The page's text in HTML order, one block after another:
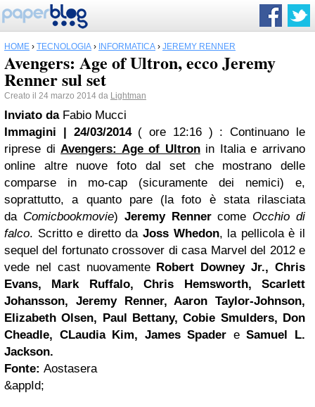
HOME › TECNOLOGIA › INFORMATICA › JEREMY RENNER
Avengers: Age of Ultron, ecco Jeremy
Renner sul set
Creato il 24 marzo 2014 da Lightman
Inviato da Fabio Mucci
Immagini | 24/03/2014 ( ore 12:16 ) : Continuano le
riprese diAvengers: Age of Ultron in Italia e arrivano
online altre nuove foto dal set che mostrano delle
comparse in mo-cap (sicuramente dei nemici) e,
soprattutto, a quanto pare (la foto è stata rilasciata
da Comicbookmovie) Jeremy Rennercome Occhio di
falco. Scritto e diretto da Joss Whedon, la pellicola è il
sequel del fortunato crossover di casa Marvel del 2012 e
vede nel cast nuovamente Robert Downey Jr., Chris
Evans, Mark Ruffalo, Chris Hemsworth, Scarlett
Johansson, Jeremy Renner,Aaron Taylor-Johnson,
Elizabeth Olsen, Paul Bettany, Cobie Smulders, Don
Cheadle, CLaudia Kim, James Spader eSamuel L.
Jackson.
Fonte: Aostasera
&appId;